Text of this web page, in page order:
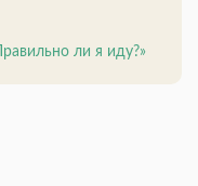
ли я иду?»